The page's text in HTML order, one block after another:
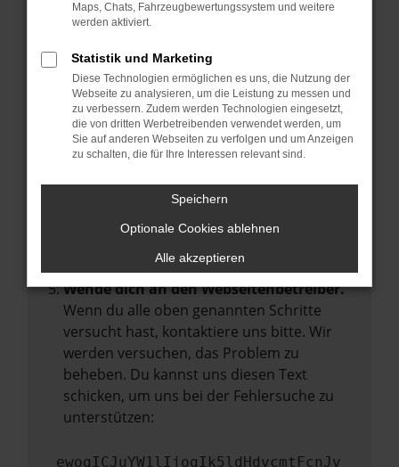
anderen Browser oder in einem privaten
Fenster?
Starte dein Gerät neu.
Das kann manchmal helfen,
vorübergehende Probleme zu beheben.
Stelle sicher, dass dein Browser und dein
Betriebssystem auf dem neuesten Stand
Veraltete Software birgt nicht nur ein
führen, dass bestimmte Funktionen nicht
mehr unterstützt werden.
Wende dich an den Webseitenbetreiber.
Wenn du alle oben genannten Schritte
versucht hast, kontaktiere uns bitte. Wir
werden versuchen, das Problem zu
beheben. Du kannst uns diesen Text
schicken, um uns bei der Fehlersuche zu
unterstützen:
ewogICJuYW1lIjogIk5ldHdvcmtFcnJv
Maps, Chats, Fahrzeugbewertungssystem und weitere
werden aktiviert.
Statistik und Marketing
Diese Technologien ermöglichen es uns, die Nutzung der
Webseite zu analysieren, um die Leistung zu messen und
zu verbessern. Zudem werden Technologien eingesetzt,
die von dritten Werbetreibenden verwendet werden, um
Sie auf anderen Webseiten zu verfolgen und um Anzeigen
zu schalten, die für Ihre Interessen relevant sind.
Speichern
Optionale Cookies ablehnen
Alle akzeptieren